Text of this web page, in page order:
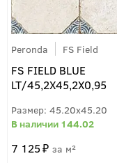
Peronda FS Field
FS FIELD BLUE
LT/45,2X45,2X0,95
45.20x45.20
144.02
7 125 м²